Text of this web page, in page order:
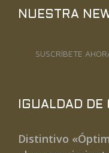
NUESTRA
SUSCRÍBETE
IGUALDAD DE
Distintivo